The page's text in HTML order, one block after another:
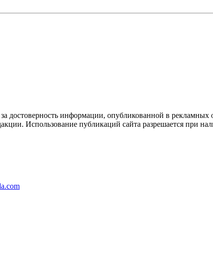
достоверность информации, опубликованной в
Использование публикаций сайта разрешается при